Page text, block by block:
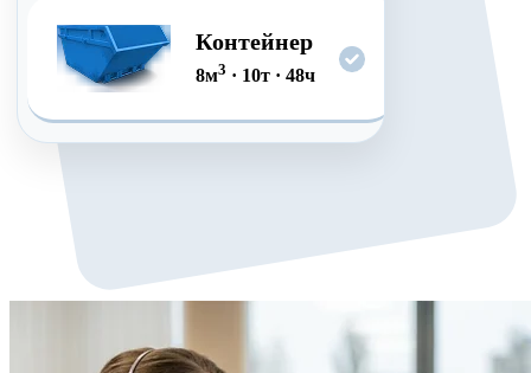
Контейнер
8м3 · 10т· 48ч